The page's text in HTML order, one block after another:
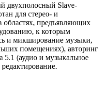
двухполосный Slave-
для стерео- и
областях, предъявляющих
к которым
и микширование музыки,
помещениях), авторинг
5.1 (аудио и музыкальное